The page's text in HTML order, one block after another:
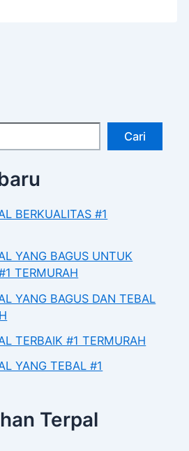
Cari
BERKUALITAS #1
YANG BAGUS UNTUK
TERMURAH
YANG BAGUS DAN TEBAL
TERBAIK #1 TERMURAH
YANG TEBAL #1
Terpal